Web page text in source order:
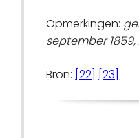
Opmerkingen:
september
Bron: [22] [23]